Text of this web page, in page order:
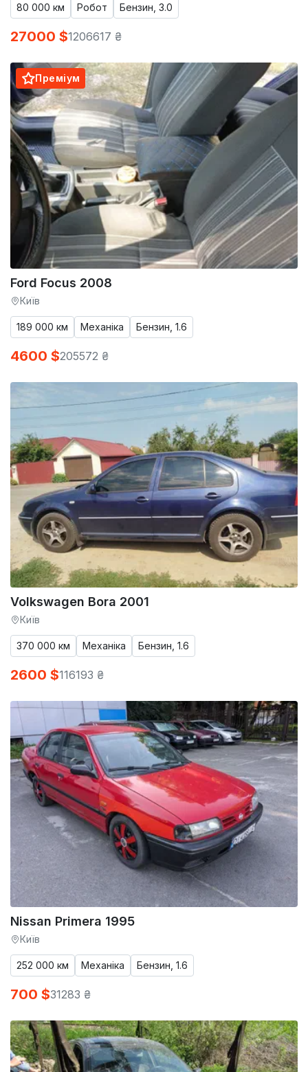
80 000 км Робот Бензин, 3.0
27000 $1206617 ₴
Преміум
Ford Focus 2008
Київ
189 000 км Механіка Бензин, 1.6
4600 $205572 ₴
Volkswagen Bora 2001
Київ
370 000 км Механіка Бензин, 1.6
2600 $116193 ₴
Nissan Primera 1995
Київ
252 000 км Механіка Бензин, 1.6
700 $31283 ₴